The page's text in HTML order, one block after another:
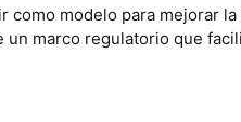
como modelo para mejorar
marco regulatorio que